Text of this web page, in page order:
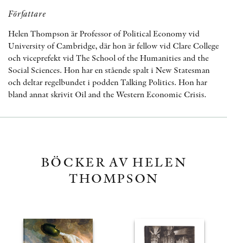
Författare
Helen Thompson är Professor of Political Economy vid
University of Cambridge, där hon är fellow vid Clare College
och viceprefekt vid The School of the Humanities and the
Social Sciences. Hon har en stående spalt i New Statesman
och deltar regelbundet i podden Talking Politics. Hon har
bland annat skrivit Oil and the Western Economic Crisis.
BÖCKER AV HELEN
THOMPSON